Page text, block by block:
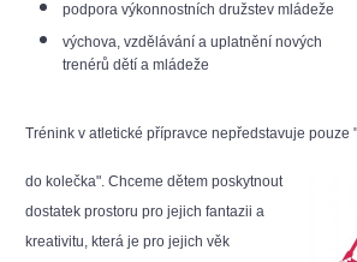
podpora výkonnostních družstev mládeže
výchova, vzdělávání a uplatnění nových
trenérů dětí a mládeže
Trénink v atletické přípravce nepředstavuje pouze
do kolečka". Chceme dětem poskytnout
dostatek prostoru pro jejich fantazii a
kreativitu, která je pro jejich věk